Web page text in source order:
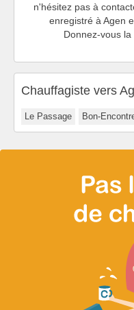
n'hésitez pas à
enregistré à Agen
Donnez-vous
Chauffagiste vers
Le Passage Bon-